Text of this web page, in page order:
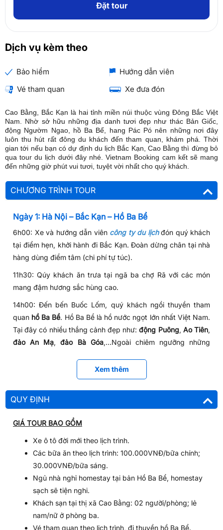
Đặt tour
Dịch vụ kèm theo
Bảo hiểm
Hướng dẫn viên
Vé tham quan
Xe đưa đón
Cao Bằng, Bắc Kạn là hai tỉnh miền núi thuộc vùng Đông Bắc Việt
Nam. Nhờ sở hữu những địa danh tươi đẹp như thác Bản Giốc,
động Ngườm Ngao, hồ Ba Bể, hang Pác Pó nên những nơi đây
luôn thu hút rất đông du khách đến tham quan, khám phá. Thời
gian tới nếu bạn có dự định du lịch Bắc Kạn, Cao Bằng thì đừng bỏ
qua tour du lịch dưới đây nhé. Vietnam Booking cam kết sẽ mang
đến những giờ phút vui tươi, tuyệt vời nhất cho quý khách.
CHƯƠNG TRÌNH TOUR
Ngày 1: Hà Nội – Bắc Kạn – Hồ Ba Bể
6h00: Xe và hướng dẫn viên công ty du lịchđón quý khách
tại điểm hẹn, khởi hành đi Bắc Kạn. Đoàn dừng chân tại nhà
hàng dùng điểm tâm (chi phí tự túc).
11h30: Qúy khách ăn trưa tại ngã ba chợ Rã với các món
mang đậm hương sắc hùng cao.
14h00: Đến bến Buốc Lốm, quý khách ngồi thuyền tham
quan hồ Ba Bể. Hồ Ba Bể là hồ nước ngọt lớn nhất Việt Nam.
Tại đây có nhiều thắng cảnh đẹp như:động Puông, Ao Tiên,
đảo An Mạ, đảo Bà Góa,…Ngoài chiêm ngưỡng những
của các đồng bào dân tộc đang sinh sống xung quanh hồ,
đặc biệt được thưởng thức nhiều món đặc sản thơm ngon.
Những giờ phút ngồi thuyền du ngoạn hồ Ba Bể hứa hẹn sẽ
mang đến cho du khách cảm giác thư thái, dễ chịu.
Xem thêm
QUY ĐỊNH
GIÁ TOUR BAO GỒM
Xe ô tô đời mới theo lịch trình.
Các bữa ăn theo lịch trình: 100.000VNĐ/bữa chính;
30.000VNĐ/bữa sáng.
Ngủ nhà nghỉ homestay tại bản Hồ Ba Bể, homestay
sạch sẽ tiện nghi.
Khách sạn tại thị xã Cao Bằng: 02 người/phòng; lẻ
nam/nữ ở phòng ba.
Vé tham quan theo lịch trình, đi thuyền hồ Ba Bể.